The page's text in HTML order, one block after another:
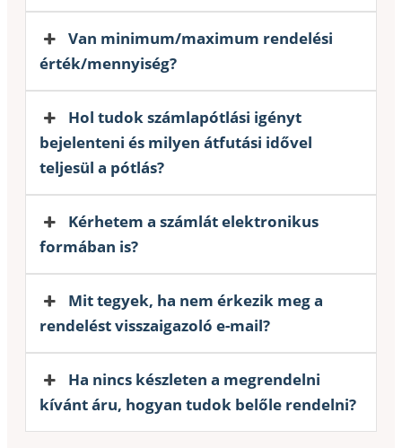
Van minimum/maximum rendelési
érték/mennyiség?
Hol tudok számlapótlási igényt
bejelenteni és milyen átfutási idővel
teljesül a pótlás?
Kérhetem a számlát elektronikus
formában is?
Mit tegyek, ha nem érkezik meg a
rendelést visszaigazoló e-mail?
Ha nincs készleten a megrendelni
kívánt áru, hogyan tudok belőle rendelni?